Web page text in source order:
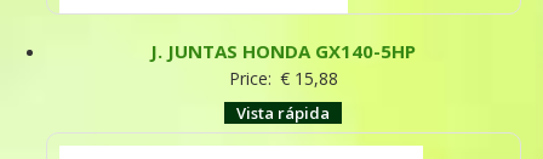
J. JUNTAS HONDA GX140-5HP
Price: €15,88
Vista rápida